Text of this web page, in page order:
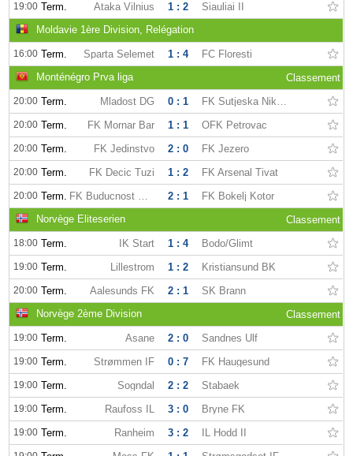
19:00 Term. Ataka Vilnius 1 : 2
Siauliai II
Moldavie 1ère Division, Relégation
16:00 Term. Sparta Selemet 1 : 4
FC Floresti
Monténégro Prva liga
Classement
20:00 Term. Mladost DG 0 : 1 FK Sutjeska Niksic
20:00 Term. FK Mornar Bar 1 : 1 OFK Petrovac
20:00 Term. FK Jedinstvo 2 : 0 FK Jezero
20:00 Term. FK Decic Tuzi 1 : 2 FK Arsenal Tivat
20:00 Term. FK Buducnost Podgorica 2 : 1
FK Bokelj Kotor
Norvège Eliteserien
Classement
18:00 Term. IK Start 1 : 4 Bodo/Glimt
19:00 Term. Lillestrom 1 : 2 Kristiansund BK
20:00 Term. Aalesunds FK 2 : 1
SK Brann
Norvège 2ème Division
Classement
19:00 Term. Asane 2 : 0 Sandnes Ulf
19:00 Term. Strømmen IF 0 : 7 FK Haugesund
19:00 Term. Sogndal 2 : 2 Stabaek
19:00 Term. Raufoss IL 3 : 0 Bryne FK
19:00 Term. Ranheim 3 : 2 IL Hodd II